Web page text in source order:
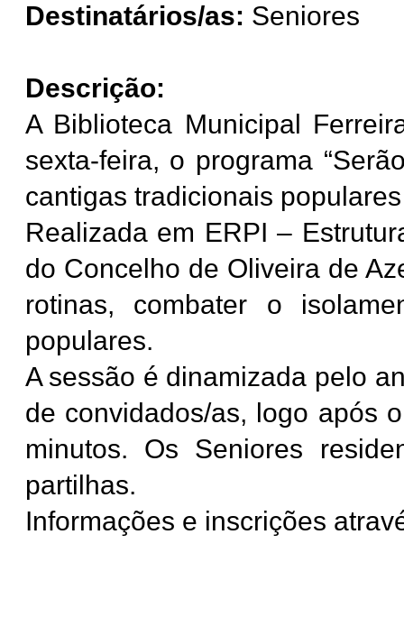
Destinatários/as: Seniores
Descrição:
A Biblioteca Municipal
sexta-feira, o programa
cantigas tradicionais
Realizada em ERPI –
do Concelho de Oliveira de
rotinas, combater o
populares.
A sessão é dinamizada pelo
de convidados/as, logo após
minutos. Os Seniores
partilhas.
Informações e inscrições